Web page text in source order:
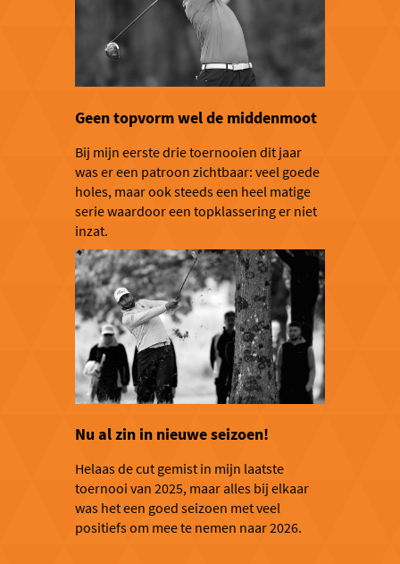
Geen topvorm wel de middenmoot
Bij mijn eerste drie toernooien dit jaar
was er een patroon zichtbaar: veel goede
holes, maar ook steeds een heel matige
serie waardoor een topklassering er niet
inzat.
Nu al zin in nieuwe seizoen!
Helaas de cut gemist in mijn laatste
toernooi van 2025, maar alles bij elkaar
was het een goed seizoen met veel
positiefs om mee te nemen naar 2026.